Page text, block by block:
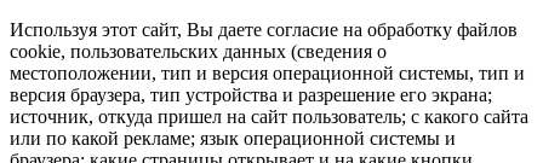
Используя этот сайт, Вы даете согласие на обработку файлов
cookie, пользовательских данных (сведения о
местоположении, тип и версия операционной системы, тип и
версия браузера, тип устройства и разрешение его экрана;
источник, откуда пришел на сайт пользователь; с какого сайта
или по какой рекламе; язык операционной системы и